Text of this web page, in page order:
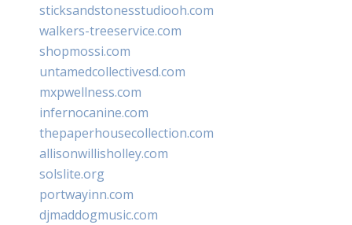
sticksandstonesstudiooh.com
walkers-treeservice.com
shopmossi.com
untamedcollectivesd.com
mxpwellness.com
infernocanine.com
thepaperhousecollection.com
allisonwillisholley.com
solslite.org
portwayinn.com
djmaddogmusic.com